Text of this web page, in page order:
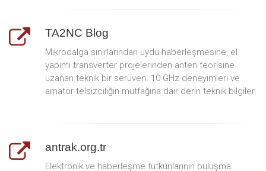
TA2NC Blog
Mikrodalga sınırlarından uydu haberleşmesine, el
yapımı transverter projelerinden anten teorisine
uzanan teknik bir serüven. 10 GHz deneyimleri ve
amatör telsizciliğin mutfağına dair derin teknik bilgiler.
antrak.org.tr
Elektronik ve haberleşme tutkunlarının buluşma